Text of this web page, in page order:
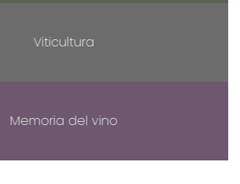
Viticultura
Memoria del vino